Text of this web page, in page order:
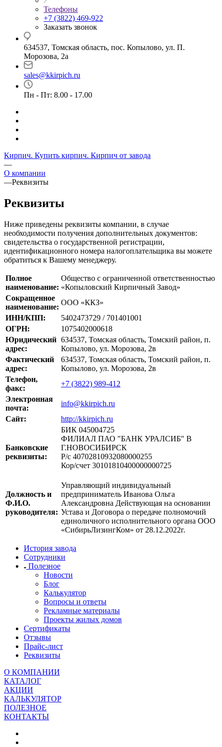
Телефоны
+7 (3822) 469-922
Заказать звонок
634537, Томская область, пос. Копылово, ул. П.
Морозова, 2а
sales@kkirpich.ru
Пн - Пт: 8.00 - 17.00
Кирпич. Купить кирпич. Кирпич от завода
—
О компании
—Реквизиты
Реквизиты
Ниже приведены реквизиты компании, в случае
необходимости получения дополнительных документов:
свидетельства о государственной регистрации,
идентификационного номера налогоплательщика вы можете
обратиться к Вашему менеджеру.
Полное
наименование:
Общество с ограниченной ответственностью
«Копыловский Кирпичный Завод»
Сокращенное
наименование:
ООО «ККЗ»
ИНН/КПП:
5402473729 / 701401001
ОГРН:
1075402000618
Юридический
адрес:
634537, Томская область, Томский район, п.
Копылово, ул. Морозова, 2в
Фактический
адрес:
634537, Томская область, Томский район, п.
Копылово, ул. Морозова, 2в
Телефон,
факс:
+7 (3822) 989-412
Электронная
почта:
info@kkirpich.ru
Сайт:
http://kkirpich.ru
Банковские
реквизиты:
БИК 045004725
ФИЛИАЛ ПАО "БАНК УРАЛСИБ" В
Г.НОВОСИБИРСК
Р/с 40702810932080000255
Кор/счет 30101810400000000725
Должность и
Ф.И.О.
руководителя:
Управляющий индивидуальный
предприниматель Иванова Ольга
Александровна Действующая на основании
Устава и Договора о передаче полномочий
единоличного исполнительного органа ООО
«СибирьЛизингКом» от 28.12.2022г.
История завода
Сотрудники
Полезное
Новости
Блог
Калькулятор
Вопросы и ответы
Рекламные материалы
Проекты жилых домов
Сертификаты
Отзывы
Прайс-лист
Реквизиты
О КОМПАНИИ
КАТАЛОГ
АКЦИИ
КАЛЬКУЛЯТОР
ПОЛЕЗНОЕ
КОНТАКТЫ